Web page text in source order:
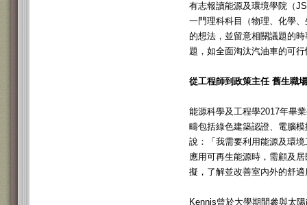
有志報讀能源及環境學院（
一門理科科目（物理、化學
的想法，並留意相關議題的
題，如全面淘汰汽油車的可
從工程師到政策主任 舊生職
能源科學及工程學2017年畢
疇包括綠色建築認證、電腦
說：「我需要利用能源及環
應用可再生能源時，需顧及
擬，了解並改善室內外的舒
Kennis曾於大學期間參與太